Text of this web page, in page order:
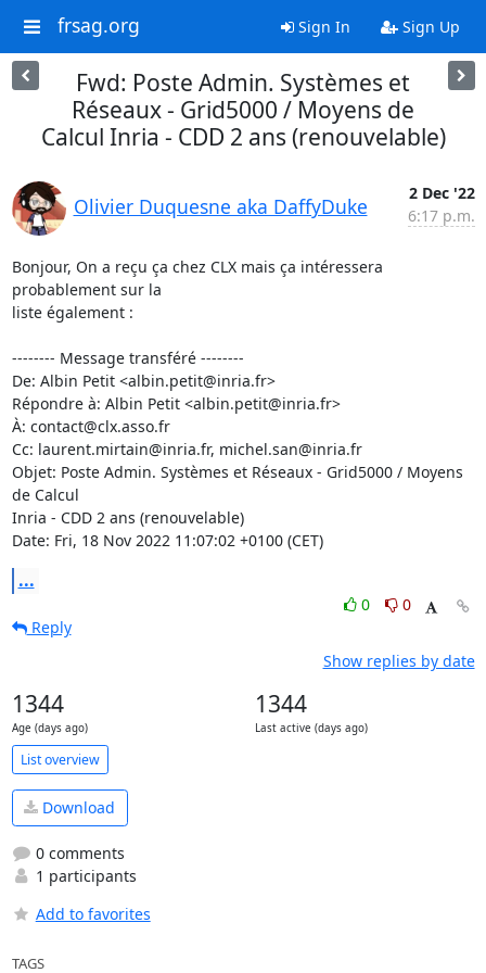
frsag.org Sign In Sign Up
Fwd: Poste Admin. Systèmes et
Réseaux - Grid5000 / Moyens de
Calcul Inria - CDD 2 ans (renouvelable)
Olivier Duquesne aka DaffyDuke
2 Dec '22
6:17 p.m.
Bonjour, On a reçu ça chez CLX mais ça intéressera
probablement sur la
liste également :
-------- Message transféré --------
De: Albin Petit <albin.petit@inria.fr>
Répondre à: Albin Petit <albin.petit@inria.fr>
À: contact@clx.asso.fr
Cc: laurent.mirtain@inria.fr, michel.san@inria.fr
Objet: Poste Admin. Systèmes et Réseaux - Grid5000 / Moyens
de Calcul
Inria - CDD 2 ans (renouvelable)
Date: Fri, 18 Nov 2022 11:07:02 +0100 (CET)
...
0
0
Reply
Show replies by date
1344
Age (days ago)
1344
Last active (days ago)
List overview
Download
0 comments
1 participants
Add to favorites
TAGS